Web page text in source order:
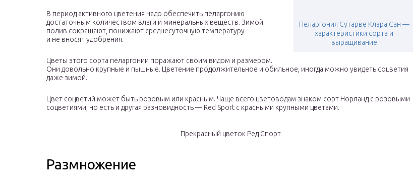
Пеларгония Сутарве Клара Сан —
характеристики сорта и
выращивание
В период активного цветения надо обеспечить пеларгонию
достаточным количеством влаги и минеральных веществ. Зимой
полив сокращают, понижают среднесуточную температуру
и не вносят удобрения.
Цветы этого сорта пеларгонии поражают своим видом и размером.
Они довольно крупные и пышные. Цветение продолжительное и обильное, иногда можно увидеть соцветия
даже зимой.
Цвет соцветий может быть розовым или красным. Чаще всего цветоводам знаком сорт Норланд с розовыми
соцветиями, но есть и другая разновидность — Red Sport c красными крупными цветами.
Прекрасный цветок Ред Спорт
Размножение